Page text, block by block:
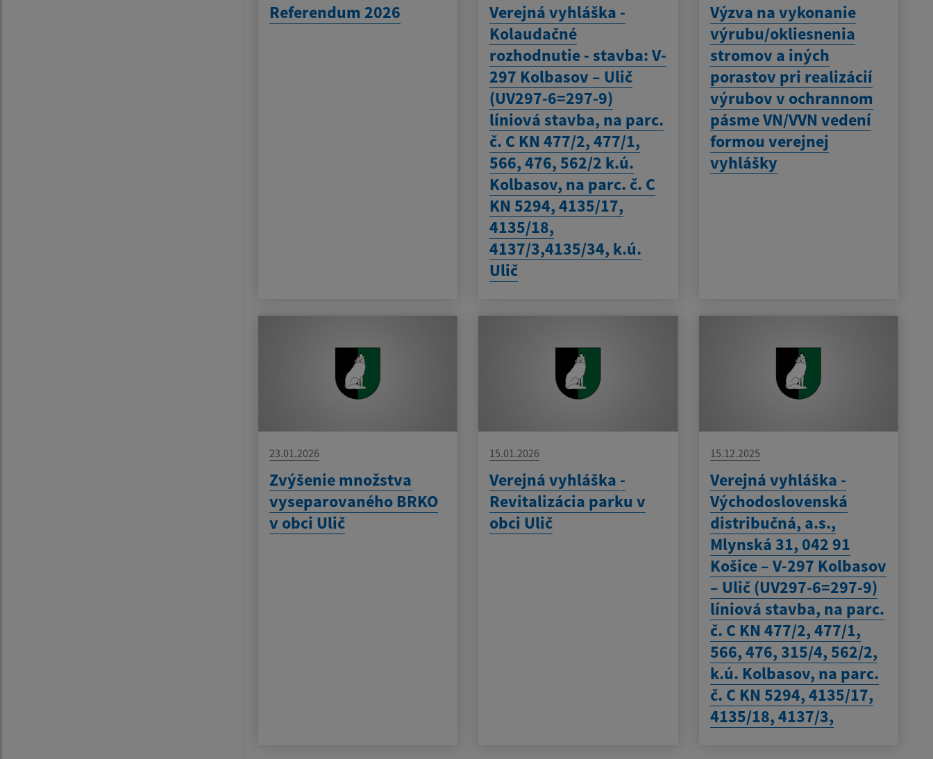
Referendum 2026
Verejná vyhláška -
Kolaudačné
rozhodnutie - stavba: V-
297 Kolbasov – Ulič
(UV297-6=297-9)
líniová stavba, na parc.
č. C KN 477/2, 477/1,
566, 476, 562/2 k.ú.
Kolbasov, na parc. č. C
KN 5294, 4135/17,
4135/18,
4137/3,4135/34, k.ú.
Ulič
Výzva na vykonanie
výrubu/okliesnenia
stromov a iných
porastov pri realizácií
výrubov v ochrannom
pásme VN/VVN vedení
formou verejnej
vyhlášky
23.01.2026
Zvýšenie množstva
vyseparovaného BRKO
v obci Ulič
15.01.2026
Verejná vyhláška -
Revitalizácia parku v
obci Ulič
15.12.2025
Verejná vyhláška -
Východoslovenská
distribučná, a.s.,
Mlynská 31, 042 91
Košice – V-297 Kolbasov
– Ulič (UV297-6=297-9)
líniová stavba, na parc.
č. C KN 477/2, 477/1,
566, 476, 315/4, 562/2,
k.ú. Kolbasov, na parc.
č. C KN 5294, 4135/17,
4135/18, 4137/3,